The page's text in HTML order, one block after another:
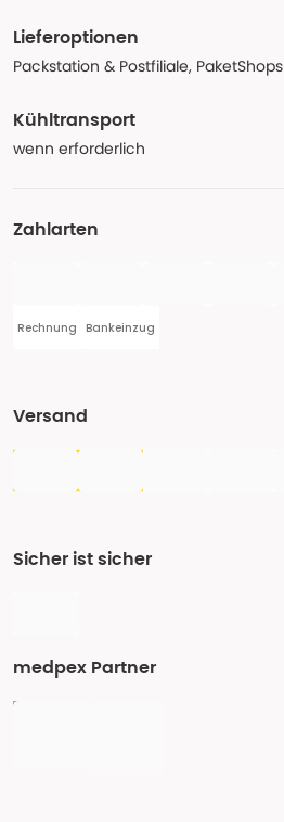
Lieferoptionen
Packstation & Postfiliale, PaketShops
Kühltransport
wenn erforderlich
Zahlarten
Rechnung Bankeinzug
Versand
Sicher ist sicher
medpex Partner